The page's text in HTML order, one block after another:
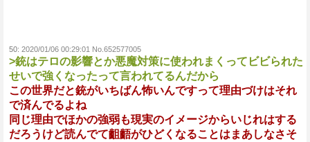
50: 2020/01/06 00:29:01 No.652577005
>銃はテロの影響とか悪魔対策に使われまくってビビられた
せいで強くなったって言われてるんだから
この世界だと銃がいちばん怖いんですって理由づけはそれ
で済んでるよね
同じ理由でほかの強弱も現実のイメージからいじれはする
だろうけど読んでて齟齬がひどくなることはまあしなさそ